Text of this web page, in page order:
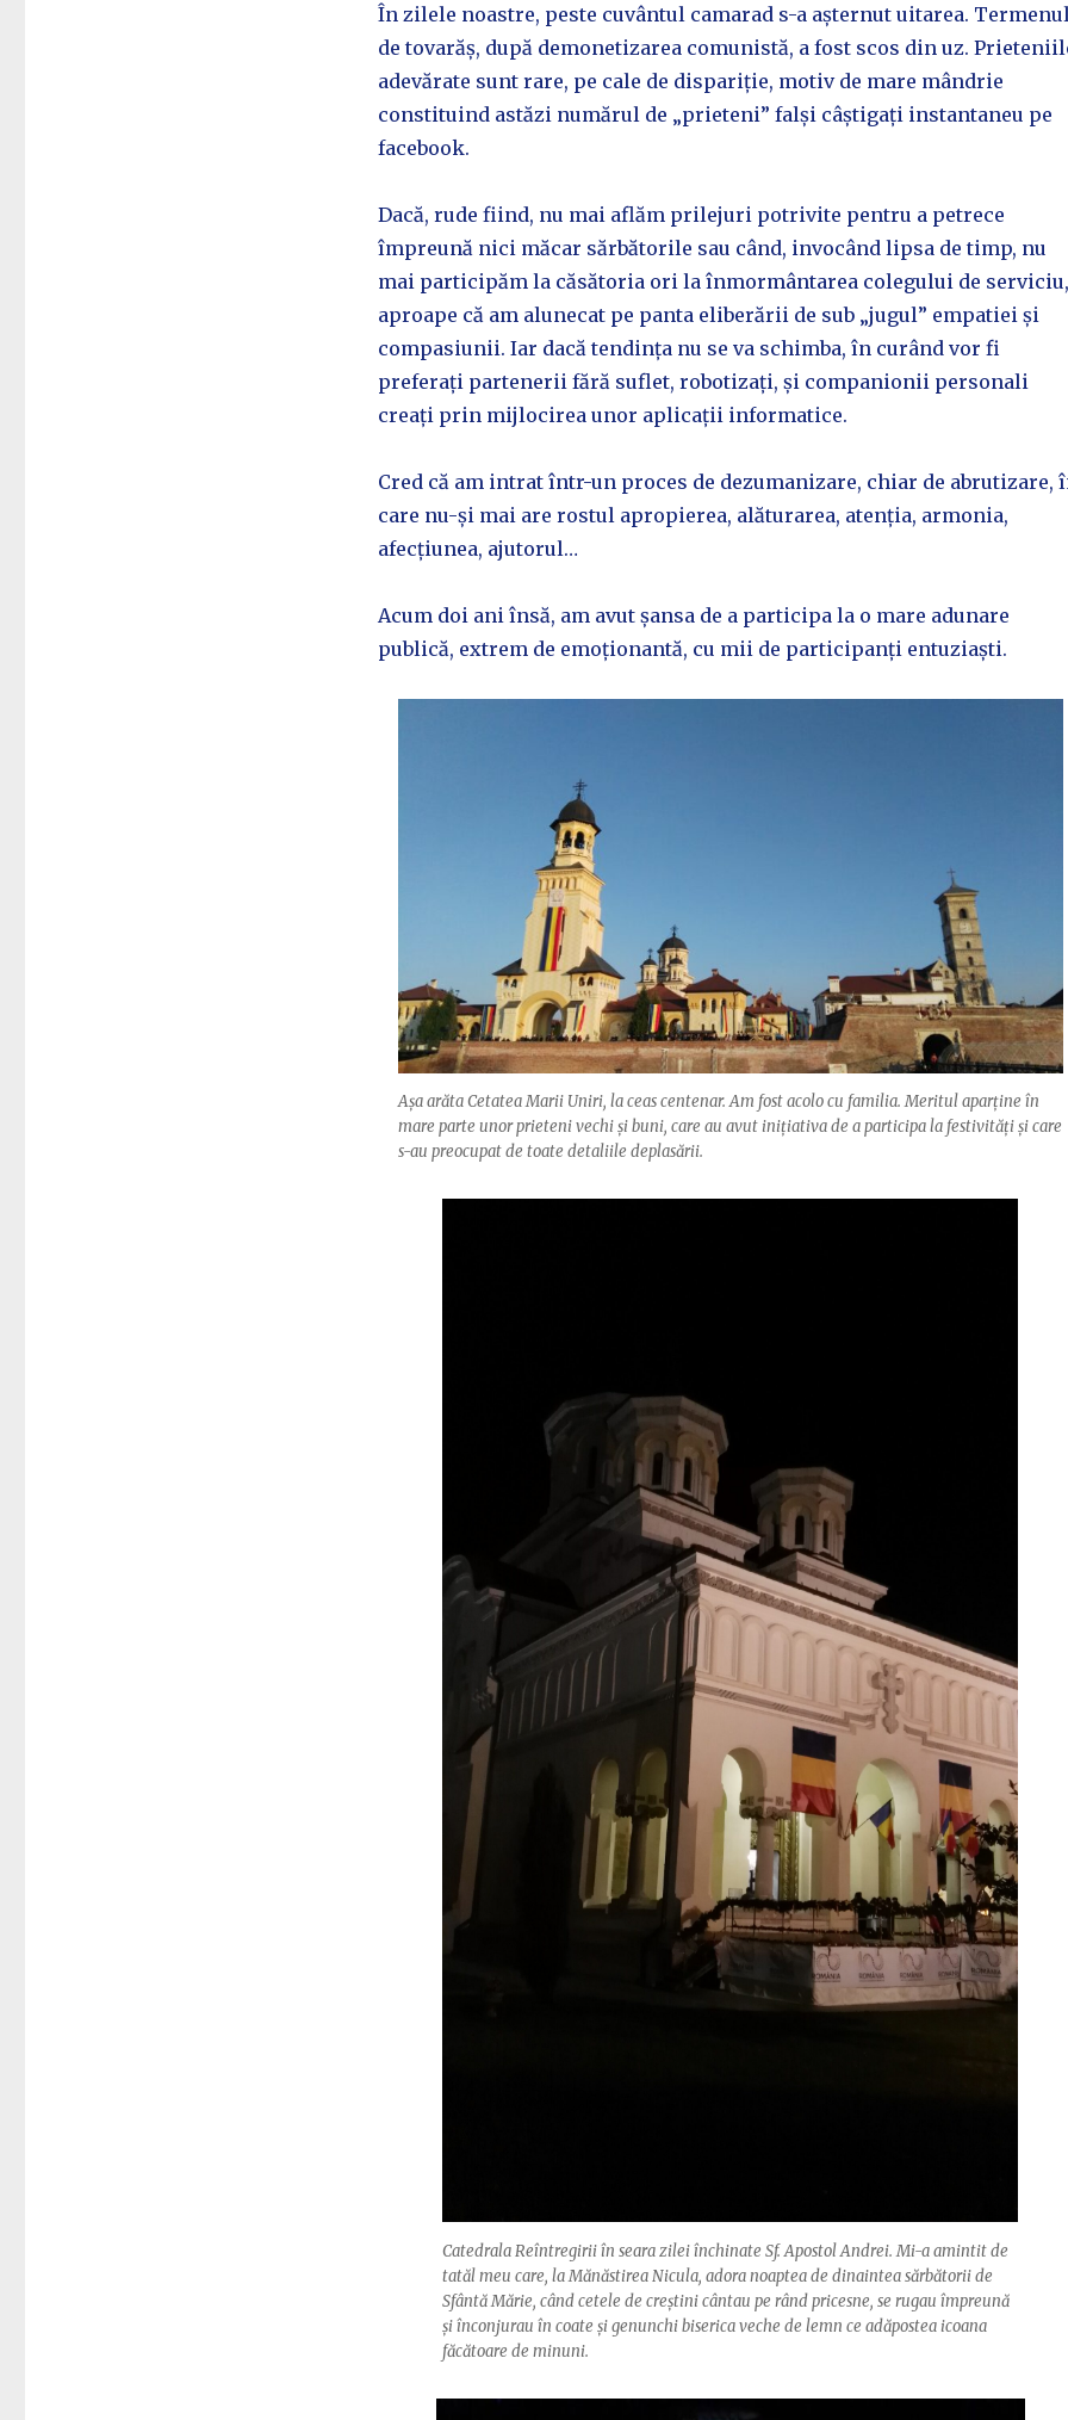
În zilele noastre, peste cuvântul camarad s-a așternut uitarea.
de tovarăș, după demonetizarea comunistă, a fost scos din uz.
adevărate sunt rare, pe cale de dispariție, motiv de mare mândrie
constituind astăzi numărul de „prieteni” falși câștigați instantaneu pe
facebook.
Dacă, rude fiind, nu mai aflăm prilejuri potrivite pentru a petrece
împreună nici măcar sărbătorile sau când, invocând lipsa de timp, nu
mai participăm la căsătoria ori la înmormântarea colegului de serviciu,
aproape că am alunecat pe panta eliberării de sub „jugul” empatiei și
compasiunii. Iar dacă tendința nu se va schimba, în curând vor fi
preferați partenerii fără suflet, robotizați, și companionii personali
creați prin mijlocirea unor aplicații informatice.
Cred că am intrat într-un proces de dezumanizare, chiar de abrutizare,
care nu-și mai are rostul apropierea, alăturarea, atenția, armonia,
afecțiunea, ajutorul…
Acum doi ani însă, am avut șansa de a participa la o mare adunare
publică, extrem de emoționantă, cu mii de participanți entuziaști.
Așa arăta Cetatea Marii Uniri, la ceas centenar. Am fost acolo cu familia. Meritul aparține în
mare parte unor prieteni vechi și buni, care au avut inițiativa de a participa la festivități și care
s-au preocupat de toate detaliile deplasării.
Catedrala Reîntregirii în seara zilei închinate Sf. Apostol Andrei. Mi-a amintit de
tatăl meu care, la Mănăstirea Nicula, adora noaptea de dinaintea sărbătorii de
Sfântă Mărie, când cetele de creștini cântau pe rând pricesne, se rugau împreună
și înconjurau în coate și genunchi biserica veche de lemn ce adăpostea icoana
făcătoare de minuni.